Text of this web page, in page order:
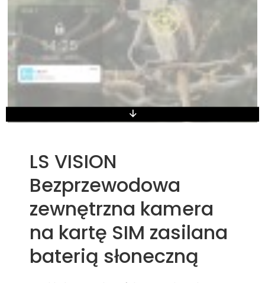
LS VISION
Bezprzewodowa
zewnętrzna kamera
na kartę SIM zasilana
baterią słoneczną